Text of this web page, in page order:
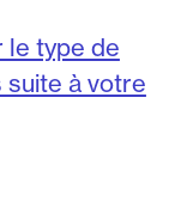
le type de
à votre